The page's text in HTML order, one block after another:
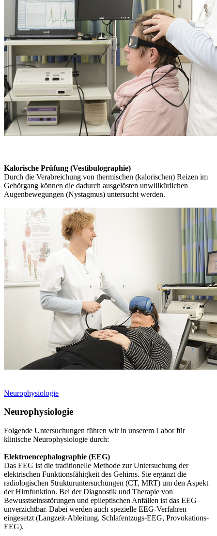
Kalorische Prüfung (Vestibulographie)
Durch die Verabreichung von thermischen (kalorischen) Reizen im
Gehörgang können die dadurch ausgelösten unwillkürlichen
Augenbewegungen (Nystagmus) untersucht werden.
Neurophysiologie
Neurophysiologie
Folgende Untersuchungen führen wir in unserem Labor für
klinische Neurophysiologie durch:
Elektroencephalographie (EEG)
Das EEG ist die traditionelle Methode zur Untersuchung der
elektrischen Funktionsfähigkeit des Gehirns. Sie ergänzt die
radiologischen Strukturuntersuchungen (CT, MRT) um den Aspekt
der Hirnfunktion. Bei der Diagnostik und Therapie von
Bewusstseinsstörungen und epileptischen Anfällen ist das EEG
unverzichtbar. Dabei werden auch spezielle EEG-Verfahren
eingesetzt (Langzeit-Ableitung, Schlafentzugs-EEG, Provokations-
EEG).